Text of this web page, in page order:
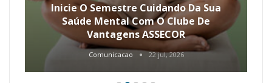
Inicie O Semestre Cuidando Da Sua
Saúde Mental Com O Clube De
Vantagens ASSECOR
Comunicacao 22 jul, 2026